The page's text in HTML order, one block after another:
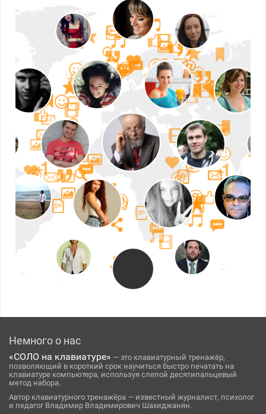
Немного о нас
«СОЛО на клавиатуре» — это клавиатурный тренажёр,
позволяющий в короткий срок научиться быстро печатать на
клавиатуре компьютера, используя слепой десятипальцевый
метод набора.
Автор клавиатурного тренажёра — известный журналист, психолог
и педагог Владимир Владимирович Шахиджанян.